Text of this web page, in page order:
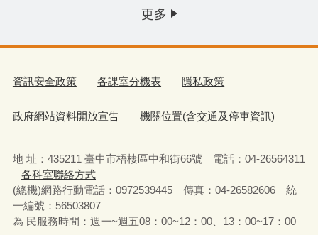
更多
資訊安全政策 各課室分機表 隱私政策
政府網站資料開放宣告 機關位置(含交通及停車資訊)
地 址：435211 臺中市梧棲區中和街66號 電話：04-26564311
各科室聯絡方式
(總機)網路行動電話：0972539445 傳真：04-26582606 統
一編號：56503807
為 民服務時間：週一~週五08：00~12：00、13：00~17：00